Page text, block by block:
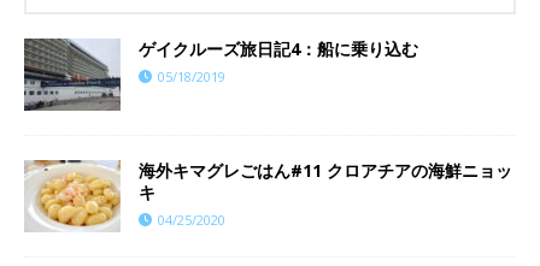
ゲイクルーズ旅日記4：船に乗り込む
05/18/2019
海外キマグレごはん#11 クロアチアの海鮮ニョッ
キ
04/25/2020